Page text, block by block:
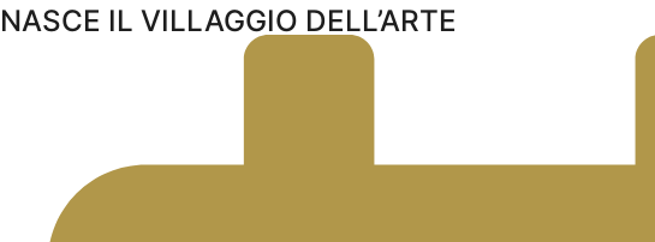
NASCE IL VILLAGGIO DELL’ARTE